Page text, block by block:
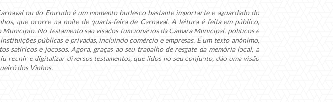
ou do Entrudo é um momento burlesco bastante importante e aguardado do
que ocorre na noite de quarta-feira de Carnaval. A leitura é feita em público,
Município. No Testamento são visados funcionários da Câmara Municipal, políticos e
públicas e privadas, incluindo comércio e empresas. É um texto anónimo,
satíricos e jocosos. Agora, graças ao seu trabalho de resgate da memória local, a
reunir e digitalizar diversos testamentos, que lidos no seu conjunto, dão uma visão
dos Vinhos.